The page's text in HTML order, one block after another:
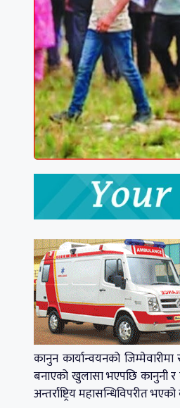
कानुन कार्यान्वयनको
बनाएको खुलासा भएपछि कानुनी
अन्तर्राष्ट्रिय महासन्धिविपरीत